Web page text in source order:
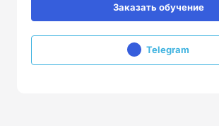
Заказать обучение
Telegram